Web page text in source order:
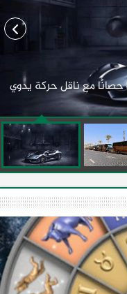
هينيسي تطرح طراز (بلاك بيرد) بقوة 850 حصانًا مع ناقل حركة يدوي